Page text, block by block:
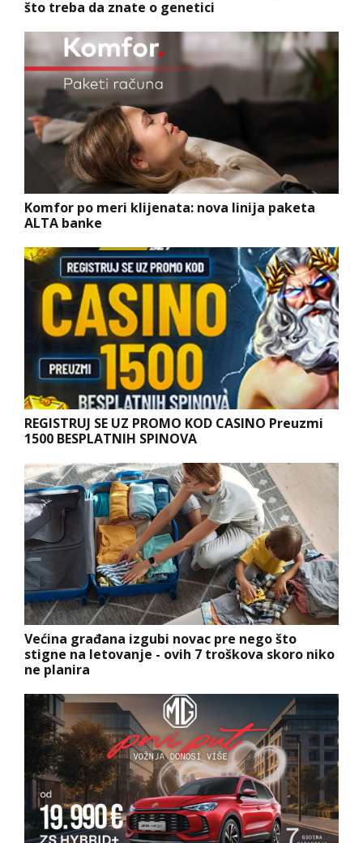
što treba da znate o genetici
Komfor po meri klijenata: nova linija paketa
ALTA banke
REGISTRUJ SE UZ PROMO KOD CASINO Preuzmi
1500 BESPLATNIH SPINOVA
Većina građana izgubi novac pre nego što
stigne na letovanje - ovih 7 troškova skoro niko
ne planira